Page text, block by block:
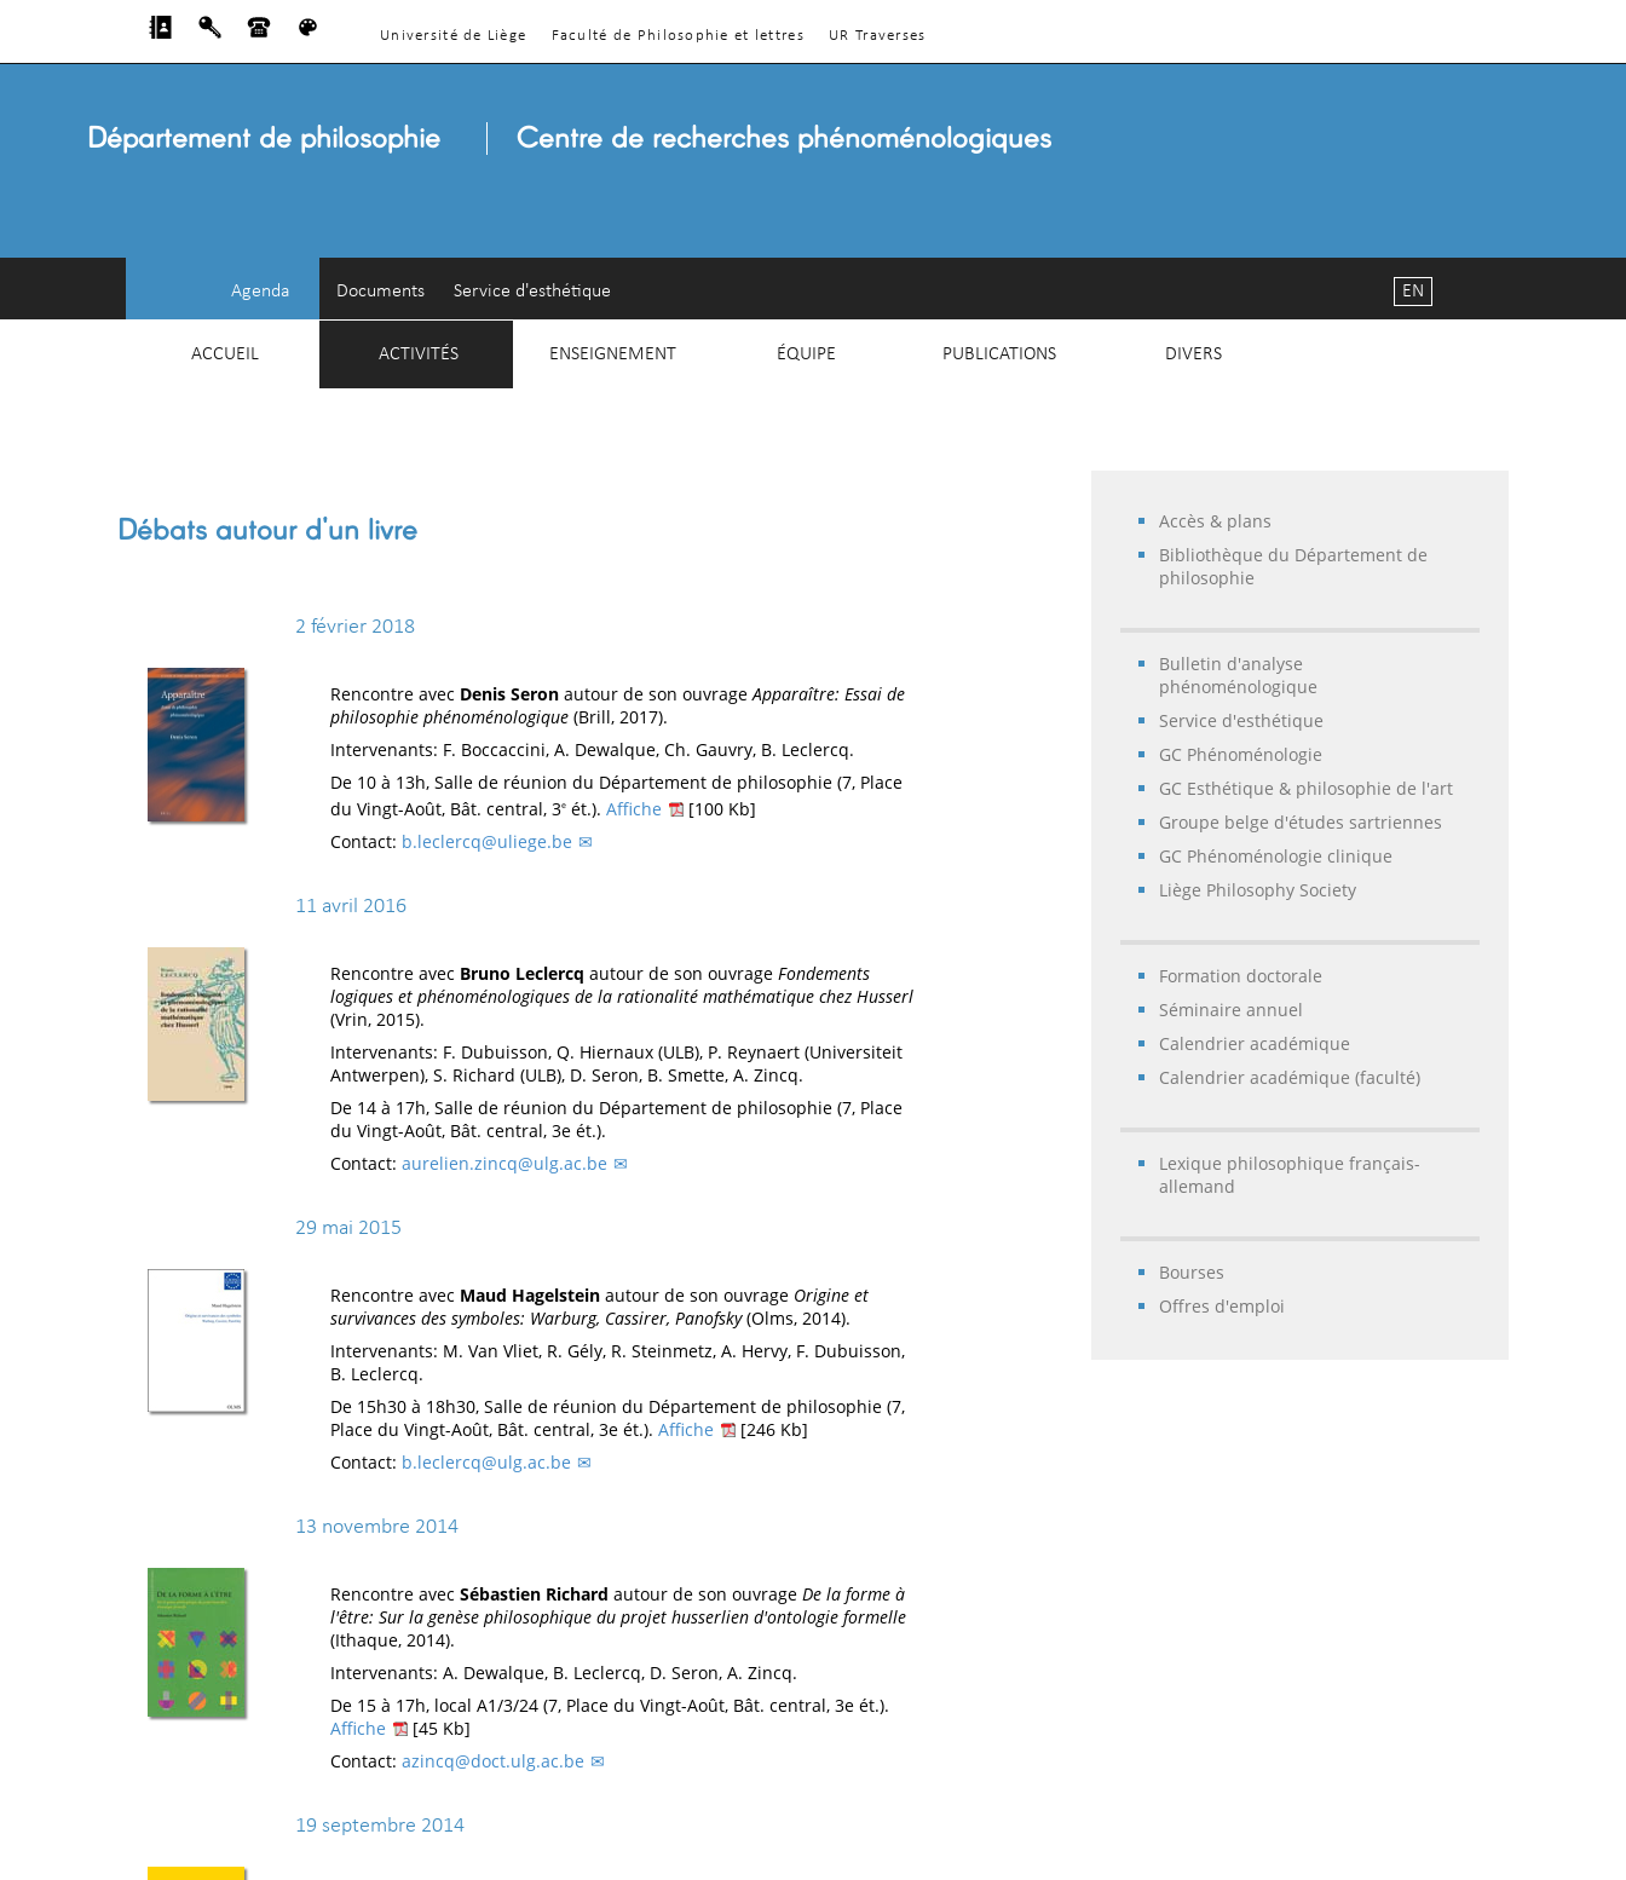
Université de Liège Faculté de Philosophie et lettres UR Traverses
Département de philosophie Centre de recherches phénoménologiques
Agenda Documents Service d'esthétique
ACCUEIL ACTIVITÉS ENSEIGNEMENT ÉQUIPE PUBLICATIONS DIVERS
EN
Accès & plans
Bibliothèque du Département de
philosophie
Bulletin d'analyse
phénoménologique
Service d'esthétique
GC Phénoménologie
GC Esthétique & philosophie de l'art
Groupe belge d'études sartriennes
GC Phénoménologie clinique
Liège Philosophy Society
Formation doctorale
Séminaire annuel
Calendrier académique
Calendrier académique (faculté)
Lexique philosophique français-
allemand
Bourses
Offres d'emploi
Débats autour d'un livre
2 février 2018
Rencontre avec Denis Seron autour de son ouvrageApparaître: Essai de
philosophie phénoménologique (Brill, 2017).
Intervenants: F. Boccaccini, A. Dewalque, Ch. Gauvry, B. Leclercq.
De 10 à 13h, Salle de réunion du Département de philosophie (7, Place
du Vingt-Août, Bât. central, 3e ét.).Affiche
[100 Kb]
Contact: b.leclercq@uliege.be
11 avril 2016
Rencontre avec Bruno Leclercq autour de son ouvrageFondements
logiques et phénoménologiques de la rationalité mathématique chez Husserl
(Vrin, 2015).
Intervenants: F. Dubuisson, Q. Hiernaux (ULB), P. Reynaert (Universiteit
Antwerpen), S. Richard (ULB), D. Seron, B. Smette, A. Zincq.
De 14 à 17h, Salle de réunion du Département de philosophie (7, Place
du Vingt-Août, Bât. central, 3e ét.).
Contact:aurelien.zincq@ulg.ac.be
29 mai 2015
Rencontre avec Maud Hagelstein autour de son ouvrage Origine et
survivances des symboles: Warburg, Cassirer, Panofsky(Olms, 2014).
Intervenants: M. Van Vliet, R. Gély, R. Steinmetz, A. Hervy, F. Dubuisson,
B. Leclercq.
De 15h30 à 18h30, Salle de réunion du Département de philosophie (7,
Place du Vingt-Août, Bât. central, 3e ét.).Affiche
[246 Kb]
Contact: b.leclercq@ulg.ac.be
13 novembre 2014
Rencontre avecSébastien Richard autour de son ouvrageDe la forme à
l'être: Sur la genèse philosophique du projet husserlien d'ontologie formelle
(Ithaque, 2014).
Intervenants: A. Dewalque, B. Leclercq, D. Seron, A. Zincq.
De 15 à 17h, local A1/3/24 (7, Place du Vingt-Août, Bât. central, 3e ét.).
Affiche
[45 Kb]
Contact:azincq@doct.ulg.ac.be
19 septembre 2014